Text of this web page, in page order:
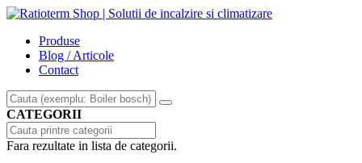
Produse
Blog / Articole
Contact
CATEGORII
Fara rezultate in lista de categorii.